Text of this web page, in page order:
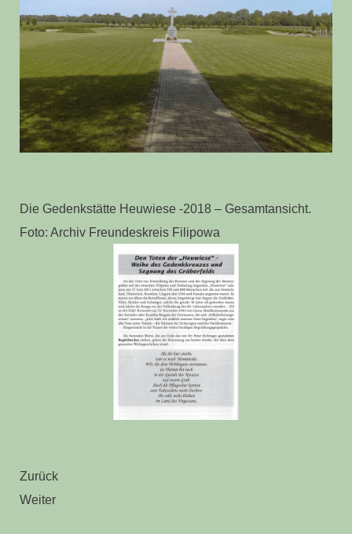
Die Gedenkstätte Heuwiese -2018 – Gesamtansicht.
Foto: Archiv Freundeskreis Filipowa
Zurück
Weiter